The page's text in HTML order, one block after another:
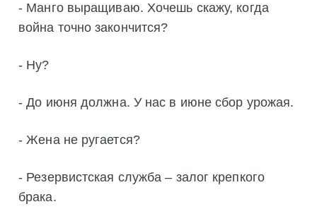
- Манго выращиваю. Хочешь скажу, когда
война точно закончится?
- Ну?
- До июня должна. У нас в июне сбор урожая.
- Жена не ругается?
- Резервистская служба – залог крепкого
брака.